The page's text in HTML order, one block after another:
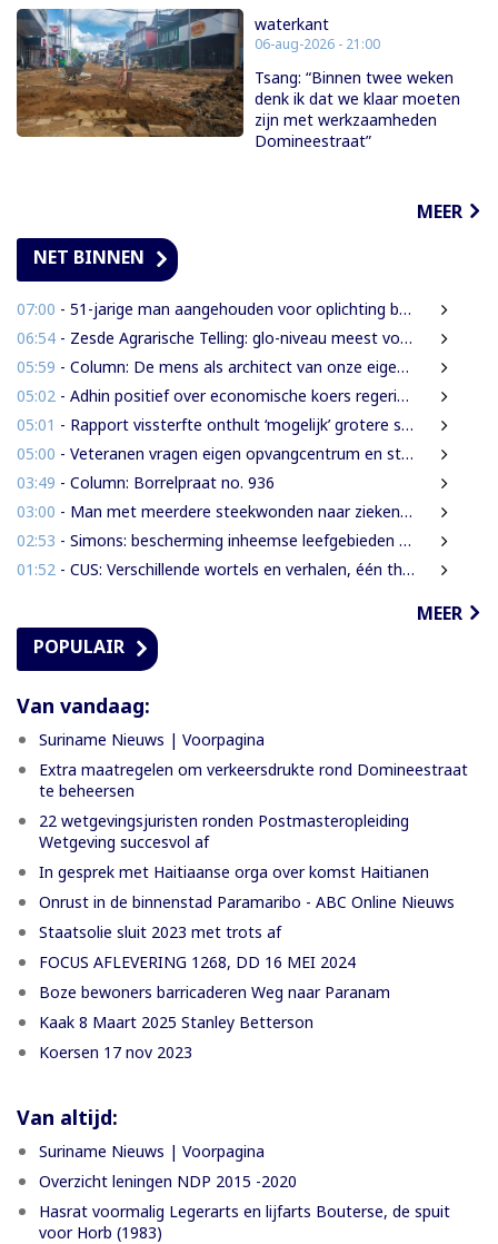
waterkant
06-aug-2026 - 21:00
Tsang: “Binnen twee weken
denk ik dat we klaar moeten
zijn met werkzaamheden
Domineestraat”
MEER
NET BINNEN
07:00 - 51-jarige man aangehouden voor oplichting bejaarde vrouw in centrum Paramaribo
06:54 - Zesde Agrarische Telling: glo-niveau meest voorkomend onder landbouwers
05:59 - Column: De mens als architect van onze eigen rampen
05:02 - Adhin positief over economische koers regering, maar wil snellere uitvoering
05:01 - Rapport vissterfte onthult ‘mogelijk’ grotere schade voor mens, dier en milieu
05:00 - Veteranen vragen eigen opvangcentrum en structurele steun: ‘Vandaag militair, morgen veteraan’
03:49 - Column: Borrelpraat no. 936
03:00 - Man met meerdere steekwonden naar ziekenhuis na ruzie bij discotheek
02:53 - Simons: bescherming inheemse leefgebieden en cultuur van nationaal belang
01:52 - CUS: Verschillende wortels en verhalen, één thuis
MEER
POPULAIR
Van vandaag:
Suriname Nieuws | Voorpagina
Extra maatregelen om verkeersdrukte rond Domineestraat
te beheersen
22 wetgevingsjuristen ronden Postmasteropleiding
Wetgeving succesvol af
In gesprek met Haitiaanse orga over komst Haitianen
Onrust in de binnenstad Paramaribo - ABC Online Nieuws
Staatsolie sluit 2023 met trots af
FOCUS AFLEVERING 1268, DD 16 MEI 2024
Boze bewoners barricaderen Weg naar Paranam
Kaak 8 Maart 2025 Stanley Betterson
Koersen 17 nov 2023
Van altijd:
Suriname Nieuws | Voorpagina
Overzicht leningen NDP 2015 -2020
Hasrat voormalig Legerarts en lijfarts Bouterse, de spuit
voor Horb (1983)